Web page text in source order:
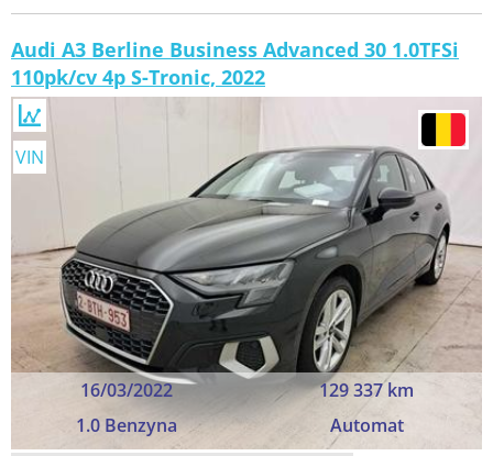
Audi A3 Berline Business Advanced 30 1.0TFSi
110pk/cv 4p S-Tronic, 2022
16/03/2022
129 337 km
1.0 Benzyna
Automat
VIN